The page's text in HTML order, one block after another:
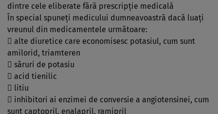
dintre cele eliberate fără prescripţie medicală
În special spuneţi medicului dumneavoastră dacă luaţi
vreunul din medicamentele următoare:
 alte diuretice care economisesc potasiul, cum sunt
amilorid, triamteren
 săruri de potasiu
 acid tienilic
 litiu
 inhibitori ai enzimei de conversie a angiotensinei, cum
sunt captopril, enalapril, ramipril